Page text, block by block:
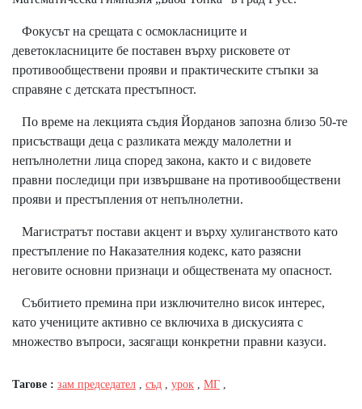
Фокусът на срещата с осмокласниците и
деветокласниците бе поставен върху рисковете от
противообществени прояви и практическите стъпки за
справяне с детската престъпност.
По време на лекцията съдия Йорданов запозна близо 50-те
присъстващи деца с разликата между малолетни и
непълнолетни лица според закона, както и с видовете
правни последици при извършване на противообществени
прояви и престъпления от непълнолетни.
Магистратът постави акцент и върху хулиганството като
престъпление по Наказателния кодекс, като разясни
неговите основни признаци и обществената му опасност.
Събитието премина при изключително висок интерес,
като учениците активно се включиха в дискусията с
множество въпроси, засягащи конкретни правни казуси.
Тагове : зам председател съд урок МГ